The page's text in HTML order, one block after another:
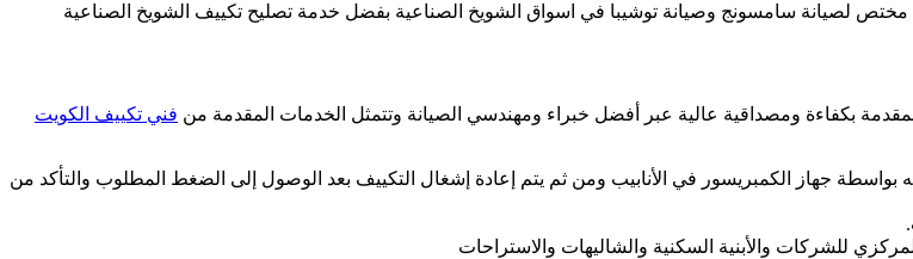
بكفاءة ومصداقية عالية عبر أفضل خبراء ومهندسي الصيانة وتتمثل الخدمات المقدمة من فني تكييف الكويت
جهاز الكمبريسور في الأنابيب ومن ثم يتم إعادة إشغال التكييف بعد الوصول إلى الضغط المطلوب والتأكد من
للشركات والأبنية السكنية والشاليهات والاستراحات